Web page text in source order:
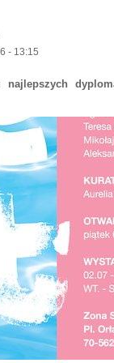
- 13:15